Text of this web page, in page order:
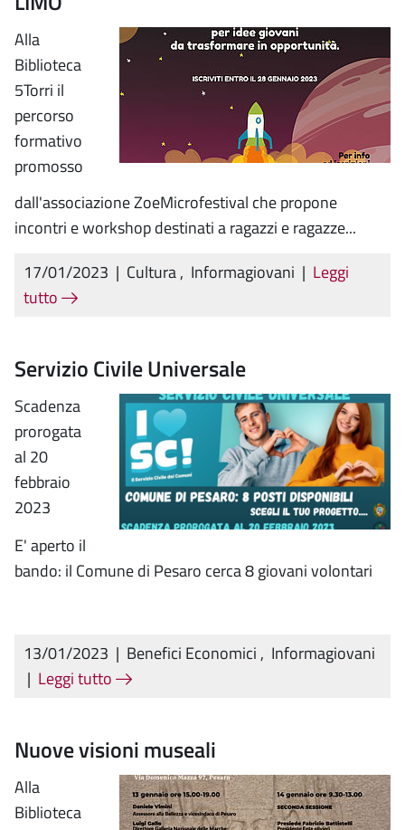
Alla
Biblioteca
5Torri il
percorso
formativo
promosso
dall'associazione ZoeMicrofestival che propone
incontri e workshop destinati a ragazzi e ragazze...
17/01/2023 | Cultura, Informagiovani | Leggi
tutto
Servizio Civile Universale
Scadenza
prorogata
al 20
febbraio
2023
E' aperto il
bando: il Comune di Pesaro cerca 8 giovani volontari
13/01/2023 | Benefici Economici , Informagiovani
| Leggi tutto
Nuove visioni museali
Alla
Biblioteca